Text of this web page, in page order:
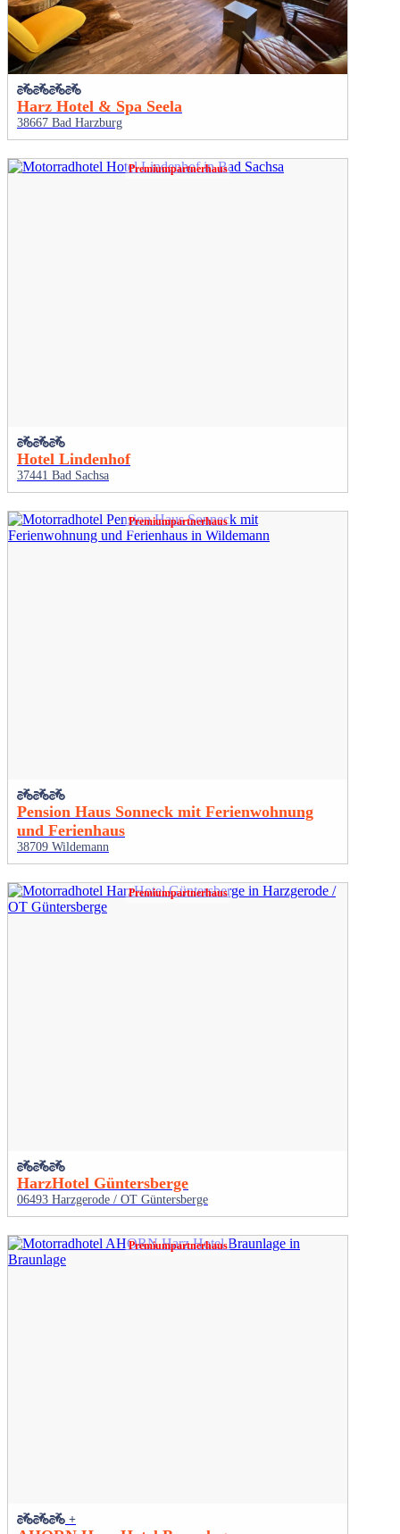
Harz Hotel & Spa Seela
38667 Bad Harzburg
Premiumpartnerhaus
Hotel Lindenhof
37441 Bad Sachsa
Premiumpartnerhaus
Pension Haus Sonneck mit Ferienwohnung
und Ferienhaus
38709 Wildemann
Premiumpartnerhaus
HarzHotel Güntersberge
06493 Harzgerode / OT Güntersberge
Premiumpartnerhaus
+